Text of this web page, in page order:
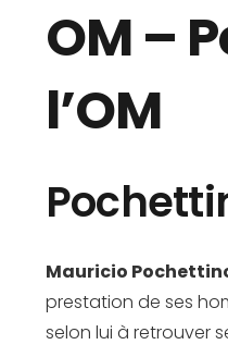
OM –
l’OM
Mauricio
prestation de ses
selon lui à retrouver